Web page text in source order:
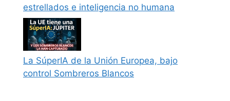
estrellados e inteligencia no humana
La SúperIA de la Unión Europea, bajo
control Sombreros Blancos